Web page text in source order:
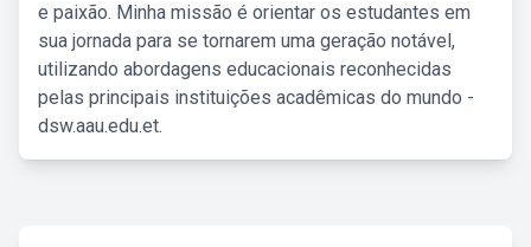
e paixão. Minha missão é orientar os estudantes em
sua jornada para se tornarem uma geração notável,
utilizando abordagens educacionais reconhecidas
pelas principais instituições acadêmicas do mundo -
dsw.aau.edu.et.